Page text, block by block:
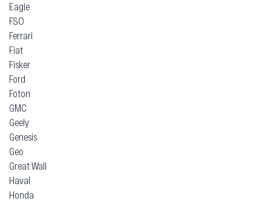
Eagle
FSO
Ferrari
Fiat
Fisker
Ford
Foton
GMC
Geely
Genesis
Geo
Great Wall
Haval
Honda